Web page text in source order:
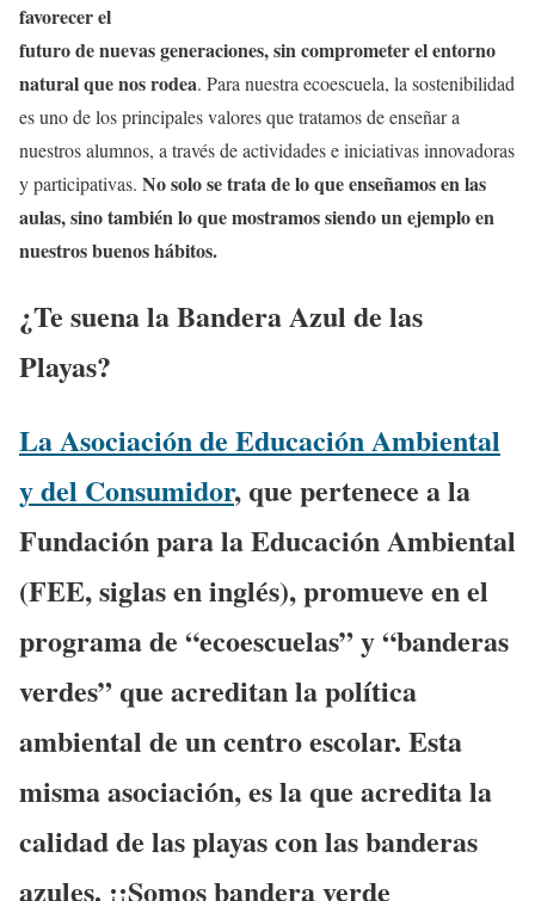
favorecer el
futuro de nuevas generaciones, sin comprometer el entorno
natural que nos rodea. Para nuestra ecoescuela, la sostenibilidad
es uno de los principales valores que tratamos de enseñar a
nuestros alumnos, a través de actividades e iniciativas innovadoras
y participativas. No solo se trata de lo que enseñamos en las
aulas, sino también lo que mostramos siendo un ejemplo en
nuestros buenos hábitos.
¿Te suena la Bandera Azul de las
Playas?
La Asociación de Educación Ambiental
y del Consumidor, que pertenece a la
Fundación para la Educación Ambiental
(FEE, siglas en inglés), promueve en el
programa de “ecoescuelas” y “banderas
verdes” que acreditan la política
ambiental de un centro escolar. Esta
misma asociación, es la que acredita la
calidad de las playas con las banderas
azules. ¡¡Somos bandera verde